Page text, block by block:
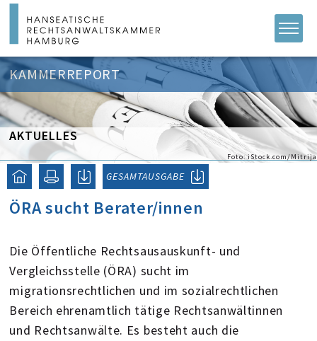
KAMMERREPORT
Foto: iStock.com/Mitrija
AKTUELLES
GESAMTAUSGABE
ÖRA sucht Berater/innen
Die Öffentliche Rechtsausauskunft- und
Vergleichsstelle (ÖRA) sucht im
migrationsrechtlichen und im sozialrechtlichen
Bereich ehrenamtlich tätige Rechtsanwältinnen
und Rechtsanwälte. Es besteht auch die